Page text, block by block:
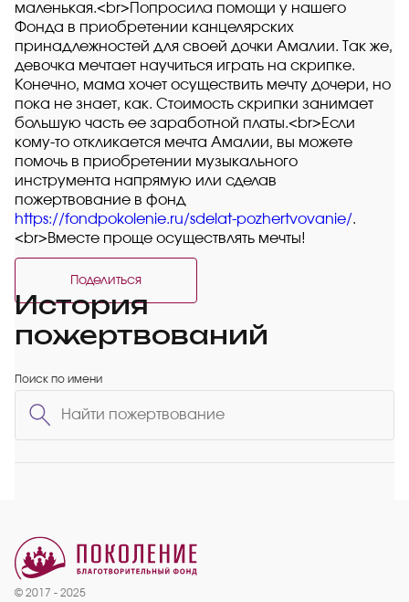
маленькая.<br>Попросила помощи у нашего
Фонда в приобретении канцелярских
принадлежностей для своей дочки Амалии. Так же,
девочка мечтает научиться играть на скрипке.
Конечно, мама хочет осуществить мечту дочери, но
пока не знает, как. Стоимость скрипки занимает
большую часть ее заработной платы.<br>Если
кому-то откликается мечта Амалии, вы можете
помочь в приобретении музыкального
инструмента напрямую или сделав
пожертвование в фонд
https://fondpokolenie.ru/sdelat-pozhertvovanie/.
<br>Вместе проще осуществлять мечты!
Поделиться
История
пожертвований
Поиск по имени
© 2017 - 2025